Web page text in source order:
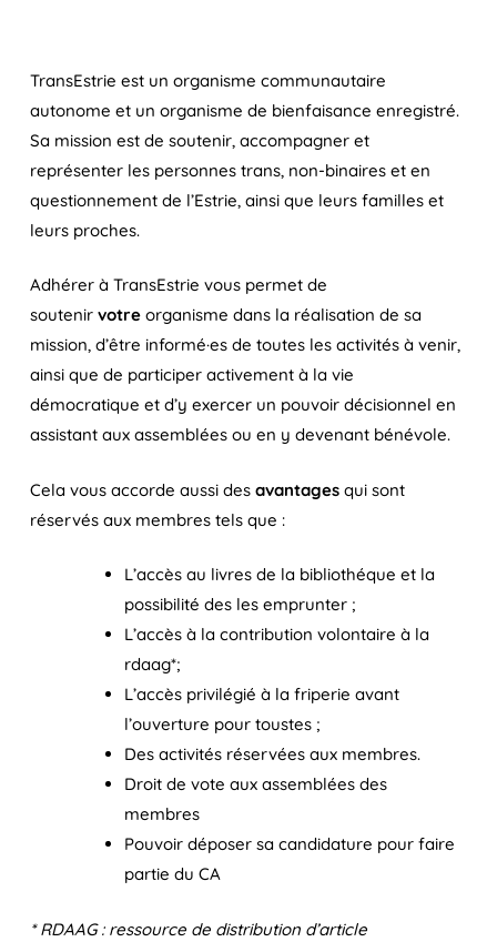
TransEstrie est un organisme communautaire
autonome et un organisme de bienfaisance enregistré.
Sa mission est de soutenir, accompagner et
représenter les personnes trans, non-binaires et en
questionnement de l’Estrie, ainsi que leurs familles et
leurs proches.
Adhérer à TransEstrie vous permet de
soutenirvotreorganisme dans la réalisation de sa
mission, d’être informé·es de toutes les activités à venir,
ainsi que de participer activement à la vie
démocratique et d’y exercer un pouvoir décisionnel en
assistant aux assemblées ou en y devenant bénévole.
Cela vous accorde aussi desavantagesqui sont
réservés aux membres tels que :
L’accès au livres de la bibliothéque et la
possibilité des les emprunter ;
L’accès à la contribution volontaire à la
rdaag*;
L’accès privilégié à la friperie avant
l’ouverture pour toustes ;
Des activités réservées aux membres.
Droit de vote aux assemblées des
membres
Pouvoir déposer sa candidature pour faire
partie du CA
* RDAAG : ressource de distribution d’article